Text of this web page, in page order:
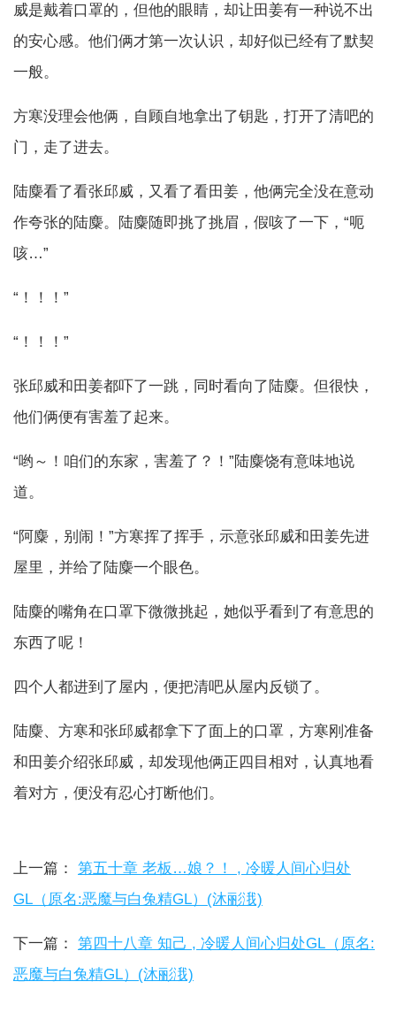
威是戴着口罩的，但他的眼睛，却让田姜有一种说不出
的安心感。他们俩才第一次认识，却好似已经有了默契
一般。
方寒没理会他俩，自顾自地拿出了钥匙，打开了清吧的
门，走了进去。
陆麋看了看张邱威，又看了看田姜，他俩完全没在意动
作夸张的陆麋。陆麋随即挑了挑眉，假咳了一下，“呃
咳…”
“！！！”
“！！！”
张邱威和田姜都吓了一跳，同时看向了陆麋。但很快，
他们俩便有害羞了起来。
“哟～！咱们的东家，害羞了？！”陆麋饶有意味地说
道。
“阿麋，别闹！”方寒挥了挥手，示意张邱威和田姜先进
屋里，并给了陆麋一个眼色。
陆麋的嘴角在口罩下微微挑起，她似乎看到了有意思的
东西了呢！
四个人都进到了屋内，便把清吧从屋内反锁了。
陆麋、方寒和张邱威都拿下了面上的口罩，方寒刚准备
和田姜介绍张邱威，却发现他俩正四目相对，认真地看
着对方，便没有忍心打断他们。
上一篇： 第五十章 老板…娘？！ , 冷暖人间心归处
GL（原名:恶魔与白兔精GL）(沐彨涐)
下一篇： 第四十八章 知己 , 冷暖人间心归处GL（原名:
恶魔与白兔精GL）(沐彨涐)